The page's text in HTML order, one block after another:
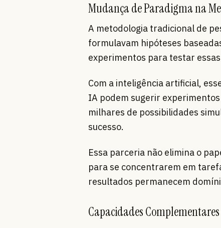
Mudança de Paradigma na
A metodologia tradicional de
formulavam hipóteses
experimentos para testar
Com a inteligência artificial,
IA podem sugerir
milhares de possibilidades
sucesso.
Essa parceria não elimina o
para se concentrarem em
resultados permanecem
Capacidades